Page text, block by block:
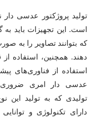
تولید پروژکتور عدسی دار
است. این تجهیزات باید
که بتوانند تصاویر را به
دهند. همچنین، استفاده
استفاده از فناوری‌های
عدسی دار امری ضروری
تولیدی که به تولید این
دارای تکنولوژی و